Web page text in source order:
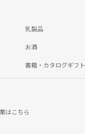
乳製品
お酒
書籍・カタログギフト
はこちら